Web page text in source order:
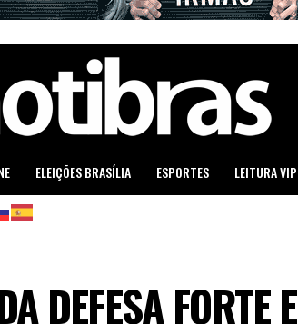
ELEIÇÕES BRASÍLIA ESPORTES LEITURA VIP
DEFESA FORTE E